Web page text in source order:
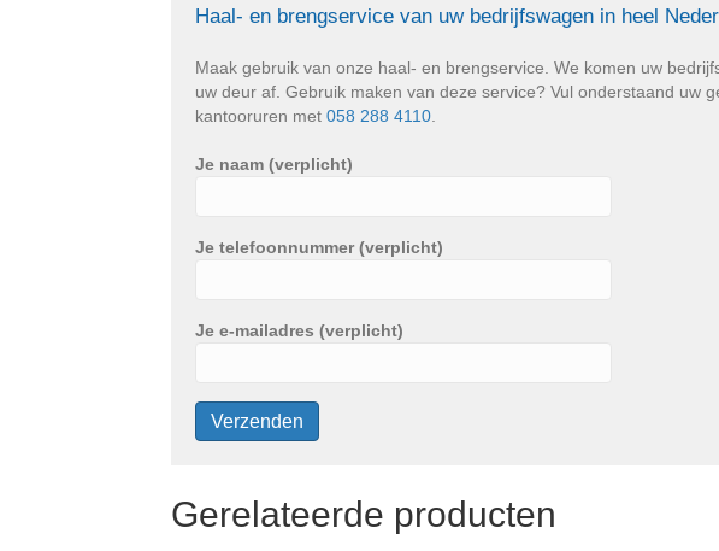
Haal- en brengservice van uw bedrijfswagen in heel
Maak gebruik van onze haal- en brengservice. We komen uw
uw deur af. Gebruik maken van deze service? Vul onderstaand uw
kantooruren met 058 288 4110
Je naam (verplicht)
Je telefoonnummer (verplicht)
Je e-mailadres (verplicht)
Gerelateerde producten